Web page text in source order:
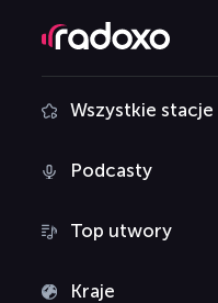
Wszystkie stacje
Podcasty
Top utwory
Kraje